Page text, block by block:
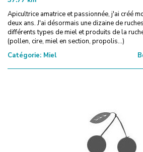
Apicultrice amatrice et passionnée, j'ai créé
deux ans. J'ai désormais une dizaine de
différents types de miel et produits de la
(pollen, cire, miel en section, propolis...)
Catégorie: Miel